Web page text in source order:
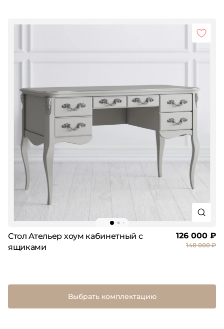
Стол Ательер хоум кабинетный с
ящиками
126 000 ₽
148 000 ₽
Выбрать комплектацию